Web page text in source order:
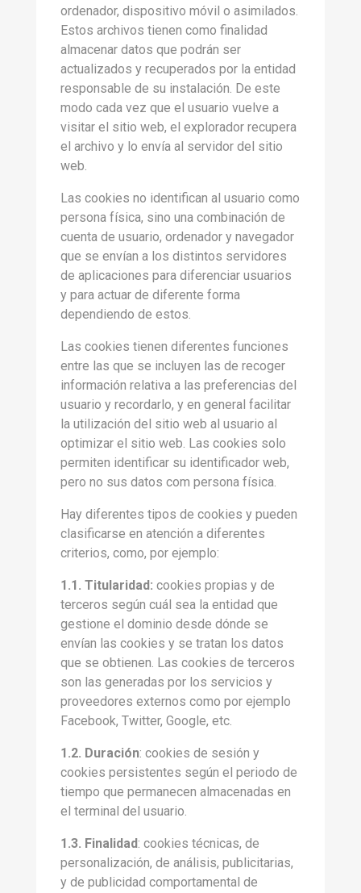
ordenador, dispositivo móvil o asimilados.
Estos archivos tienen como finalidad
almacenar datos que podrán ser
actualizados y recuperados por la entidad
responsable de su instalación. De este
modo cada vez que el usuario vuelve a
visitar el sitio web, el explorador recupera
el archivo y lo envía al servidor del sitio
web.
Las cookies no identifican al usuario como
persona física, sino una combinación de
cuenta de usuario, ordenador y navegador
que se envían a los distintos servidores
de aplicaciones para diferenciar usuarios
y para actuar de diferente forma
dependiendo de estos.
Las cookies tienen diferentes funciones
entre las que se incluyen las de recoger
información relativa a las preferencias del
usuario y recordarlo, y en general facilitar
la utilización del sitio web al usuario al
optimizar el sitio web. Las cookies solo
permiten identificar su identificador web,
pero no sus datos com persona física.
Hay diferentes tipos de cookies y pueden
clasificarse en atención a diferentes
criterios, como, por ejemplo:
1.1. Titularidad: cookies propias y de
terceros según cuál sea la entidad que
gestione el dominio desde dónde se
envían las cookies y se tratan los datos
que se obtienen. Las cookies de terceros
son las generadas por los servicios y
proveedores externos como por ejemplo
Facebook, Twitter, Google, etc.
1.2. Duración: cookies de sesión y
cookies persistentes según el periodo de
tiempo que permanecen almacenadas en
el terminal del usuario.
1.3. Finalidad: cookies técnicas, de
personalización, de análisis, publicitarias,
y de publicidad comportamental de